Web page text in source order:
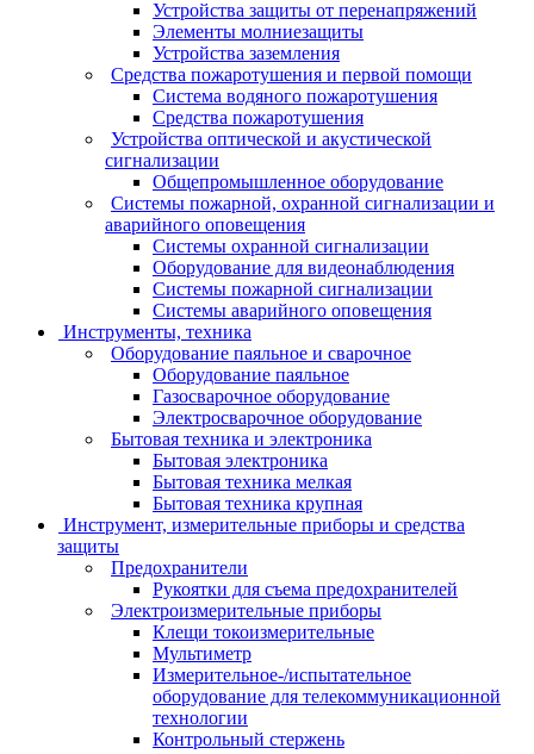
Устройства защиты от перенапряжений
Элементы молниезащиты
Устройства заземления
Средства пожаротушения и первой помощи
Система водяного пожаротушения
Средства пожаротушения
Устройства оптической и акустической
сигнализации
Общепромышленное оборудование
Системы пожарной, охранной сигнализации и
аварийного оповещения
Системы охранной сигнализации
Оборудование для видеонаблюдения
Системы пожарной сигнализации
Системы аварийного оповещения
Инструменты, техника
Оборудование паяльное и сварочное
Оборудование паяльное
Газосварочное оборудование
Электросварочное оборудование
Бытовая техника и электроника
Бытовая электроника
Бытовая техника мелкая
Бытовая техника крупная
Инструмент, измерительные приборы и средства
защиты
Предохранители
Рукоятки для съема предохранителей
Электроизмерительные приборы
Клещи токоизмерительные
Мультиметр
Измерительное-/испытательное
оборудование для телекоммуникационной
технологии
Контрольный стержень